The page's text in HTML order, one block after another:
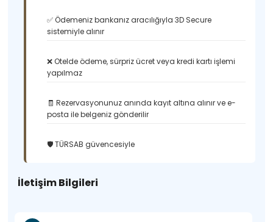
✅ Ödemeniz bankanız aracılığıyla 3D Secure
sistemiyle alınır
❌ Otelde ödeme, sürpriz ücret veya kredi kartı işlemi
yapılmaz
🧾 Rezervasyonunuz anında kayıt altına alınır ve e-
posta ile belgeniz gönderilir
🛡️ TÜRSAB güvencesiyle
İletişim Bilgileri